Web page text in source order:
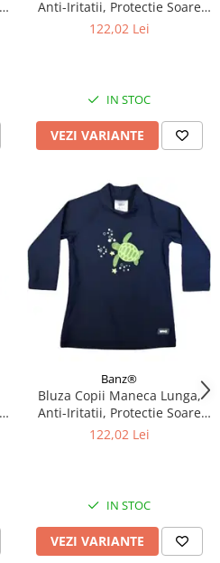
Anti-Iritatii, Protectie Soare
UPF50+, Floral Mint, Diverse
122,02 Lei
IN STOC
VEZI VARIANTE
Banz®
Bluza Copii Maneca Lunga,
Anti-Iritatii, Protectie Soare
UPF50+, Turttle, Diverse
122,02 Lei
IN STOC
VEZI VARIANTE